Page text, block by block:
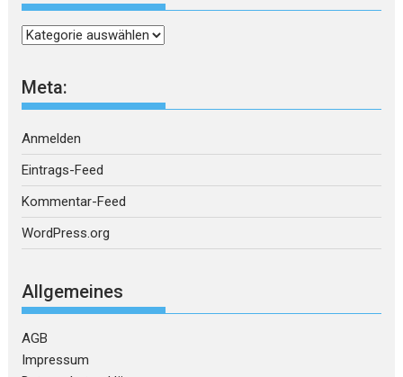
Kategorien
Meta:
Anmelden
Eintrags-Feed
Kommentar-Feed
WordPress.org
Allgemeines
AGB
Impressum